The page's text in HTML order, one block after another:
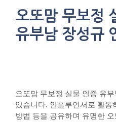
오또맘 무보정
유부남 장성규
오또맘 무보정 실물 인증 유
있습니다. 인플루언서로 활동
방법 등을 공유하며 유명한